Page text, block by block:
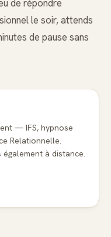
de répondre
le soir, attends
de pause sans
— IFS, hypnose
Relationnelle.
également à distance.